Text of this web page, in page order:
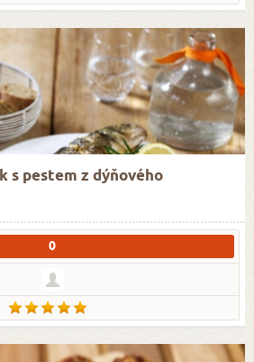
s pestem z dýňového
0